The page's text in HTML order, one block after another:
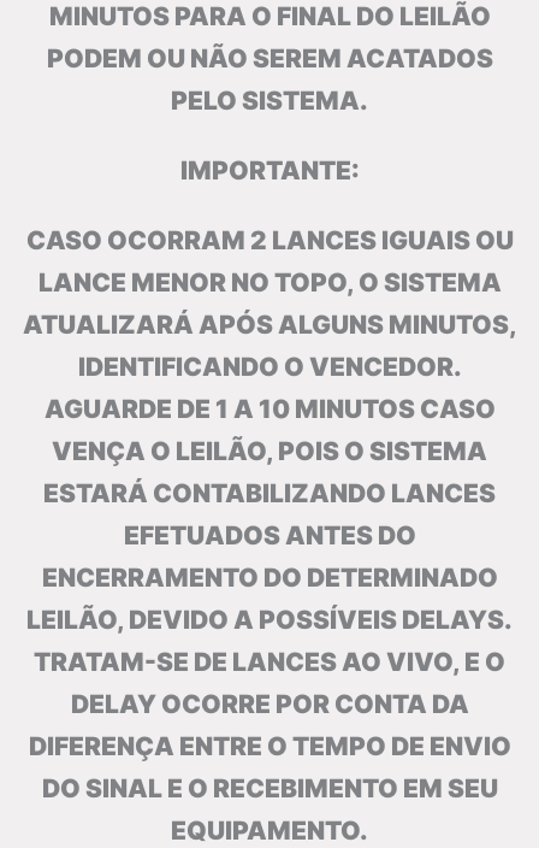
MINUTOS PARA O FINAL DO LEILÃO
PODEM OU NÃO SEREM ACATADOS
PELO SISTEMA.
IMPORTANTE:
CASO OCORRAM 2 LANCES IGUAIS OU
LANCE MENOR NO TOPO, O SISTEMA
ATUALIZARÁ APÓS ALGUNS MINUTOS,
IDENTIFICANDO O VENCEDOR.
AGUARDE DE 1 A 10 MINUTOS CASO
VENÇA O LEILÃO, POIS O SISTEMA
ESTARÁ CONTABILIZANDO LANCES
EFETUADOS ANTES DO
ENCERRAMENTO DO DETERMINADO
LEILÃO, DEVIDO A POSSÍVEIS DELAYS.
TRATAM-SE DE LANCES AO VIVO, E O
DELAY OCORRE POR CONTA DA
DIFERENÇA ENTRE O TEMPO DE ENVIO
DO SINAL E O RECEBIMENTO EM SEU
EQUIPAMENTO.